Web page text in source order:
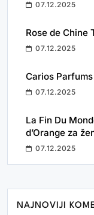
07.12.2025
Rose de Chine
07.12.2025
Carios
07.12.2025
La Fin Du
d’Orange za
07.12.2025
NAJNOVIJI